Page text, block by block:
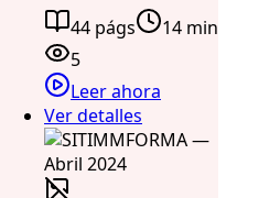
44 págs
14 min
5
Leer ahora
Ver detalles